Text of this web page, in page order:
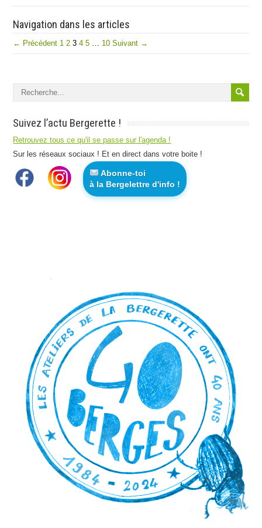
Navigation dans les articles
← Précédent 1 2 3 4 5 … 10 Suivant →
Suivez l’actu Bergerette !
Retrouvez tous ce qu'il se passe sur l'agenda !
Sur les réseaux sociaux ! Et en direct dans votre boite !
Abonne-toi
à la Bergelettre d'info !